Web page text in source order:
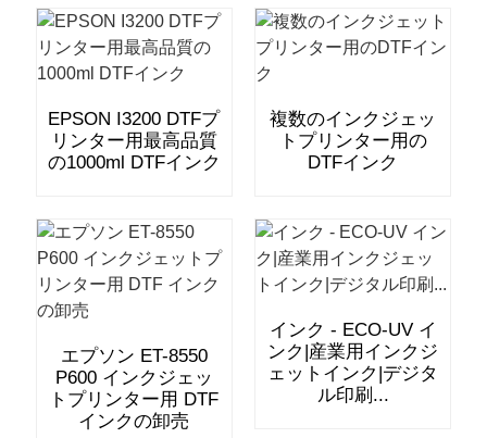
EPSON I3200 DTFプ
リンター用最高品質
の1000ml DTFインク
複数のインクジェッ
トプリンター用の
DTFインク
エプソン ET-8550
P600 インクジェッ
トプリンター用 DTF
インクの卸売
インク - ECO-UV イ
ンク|産業用インクジ
ェットインク|デジタ
ル印刷...